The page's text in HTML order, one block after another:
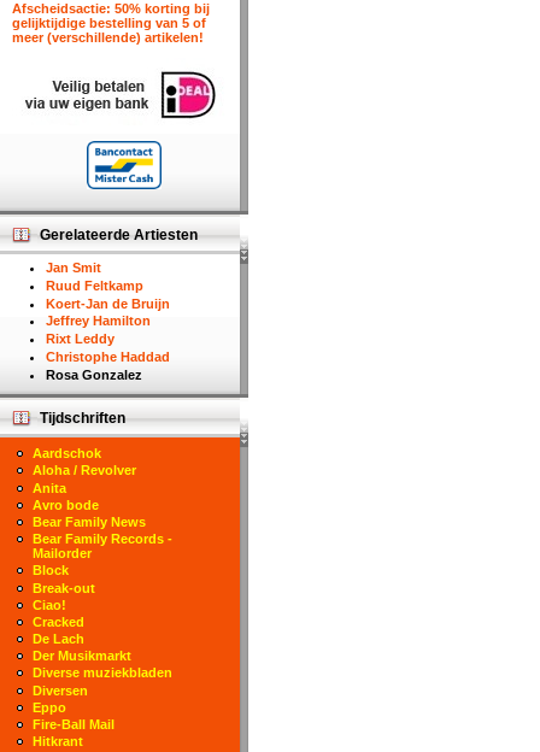
Afscheidsactie: 50% korting bij
gelijktijdige bestelling van 5 of
meer (verschillende) artikelen!
Gerelateerde Artiesten
Jan Smit
Ruud Feltkamp
Koert-Jan de Bruijn
Jeffrey Hamilton
Rixt Leddy
Christophe Haddad
Rosa Gonzalez
Tijdschriften
Aardschok
Aloha / Revolver
Anita
Avro bode
Bear Family News
Bear Family Records -
Mailorder
Block
Break-out
Ciao!
Cracked
De Lach
Der Musikmarkt
Diverse muziekbladen
Diversen
Eppo
Fire-Ball Mail
Hitkrant